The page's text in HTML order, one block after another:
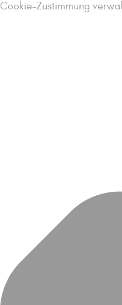
Cookie-Zustimmung